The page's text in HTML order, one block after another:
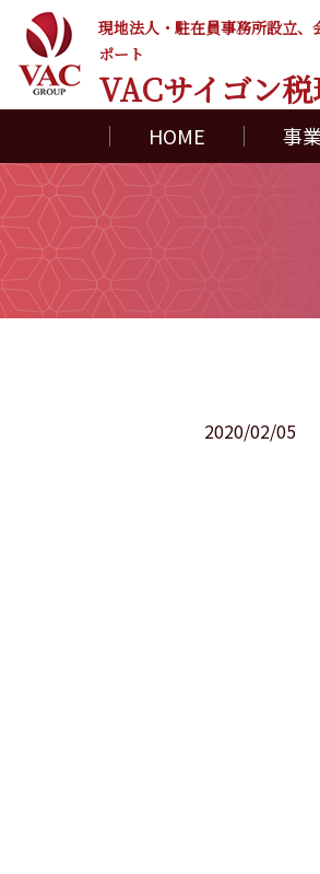
現地法人・駐在員事務所設立、
ポート
VACサイゴン
HOME 事
2020/02/05